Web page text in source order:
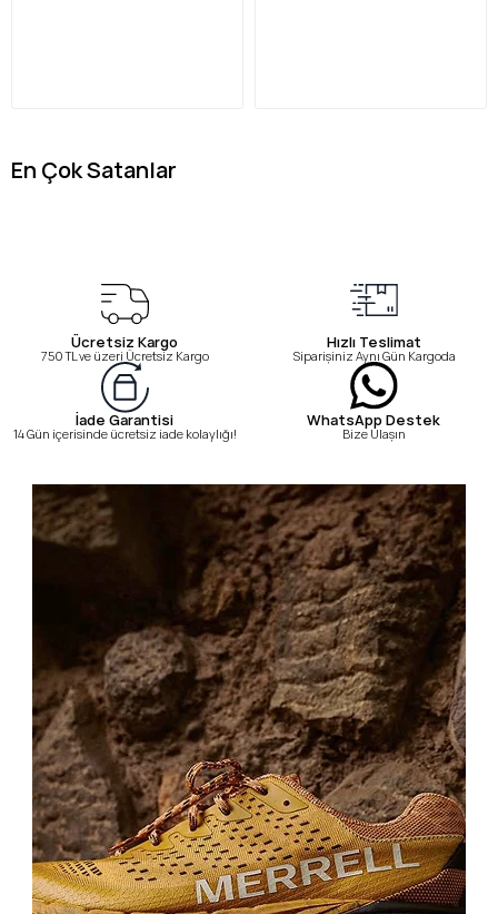
En Çok Satanlar
Ücretsiz Kargo
750 TL ve üzeri Ücretsiz Kargo
Hızlı Teslimat
Siparişiniz Aynı Gün Kargoda
İade Garantisi
14 Gün içerisinde ücretsiz iade kolaylığı!
WhatsApp Destek
Bize Ulaşın